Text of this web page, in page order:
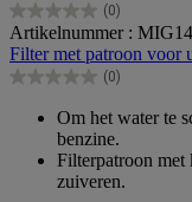
(0)
0.0
van
de
5
Artikelnummer :
Filter met patroon voor
(0)
0.0
sterren.
Om het water te
benzine.
Filterpatroon met
zuiveren.